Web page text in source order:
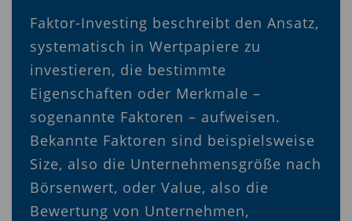
Faktor-Investing beschreibt den Ansatz,
systematisch in Wertpapiere zu
investieren, die bestimmte
Eigenschaften oder Merkmale –
sogenannte Faktoren – aufweisen.
Bekannte Faktoren sind beispielsweise
Size, also die Unternehmensgröße nach
Börsenwert, oder Value, also die
Bewertung von Unternehmen,